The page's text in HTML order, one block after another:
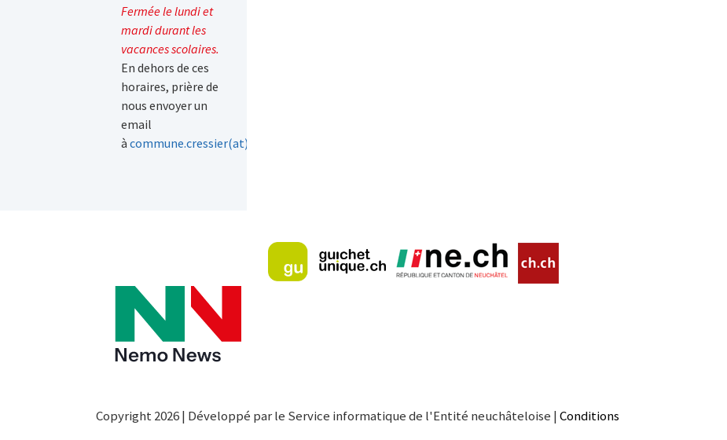
Fermée le lundi et
mardi durant les
vacances scolaires.
En dehors de ces
horaires, prière de
nous envoyer un
email
àcommune.cressier(at)ne(dot)ch
Copyright 2026 | Développé par le Service informatique de l'Entité neuchâteloise |Conditions